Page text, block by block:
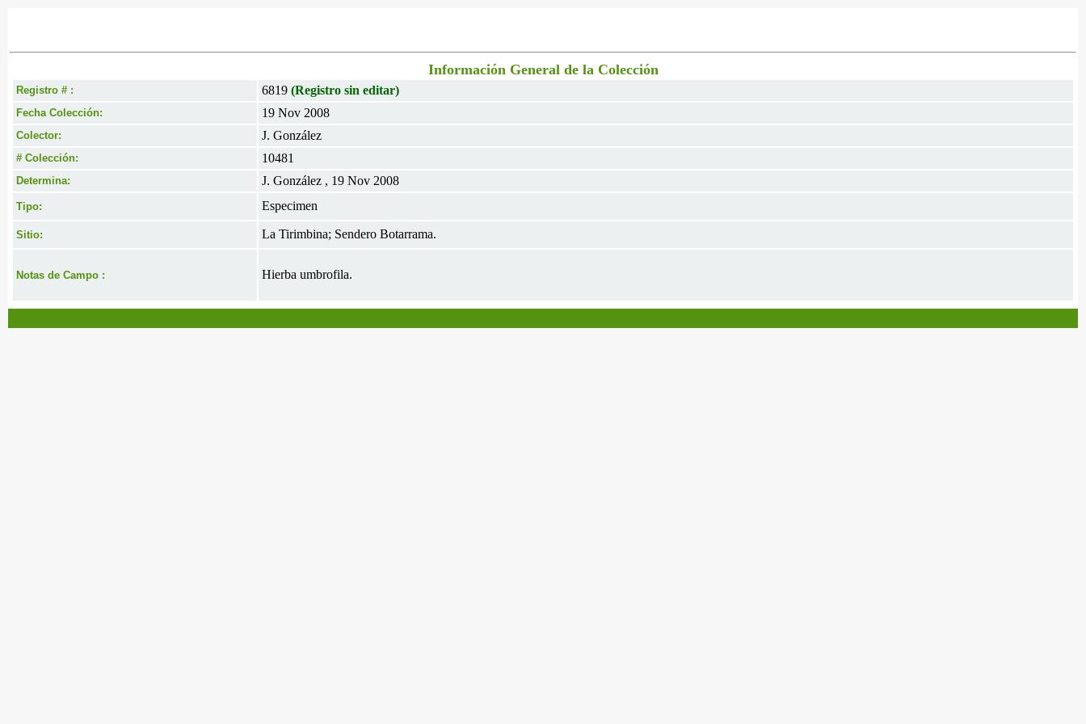
Información General de la Colección
Registro # : 6819 (Registro sin editar)
Fecha Colección: 19 Nov 2008
Colector: J. González
# Colección: 10481
Determina: J. González , 19 Nov 2008
Tipo: Especimen
Sitio: La Tirimbina; Sendero Botarrama.
Notas de Campo : Hierba umbrofila.